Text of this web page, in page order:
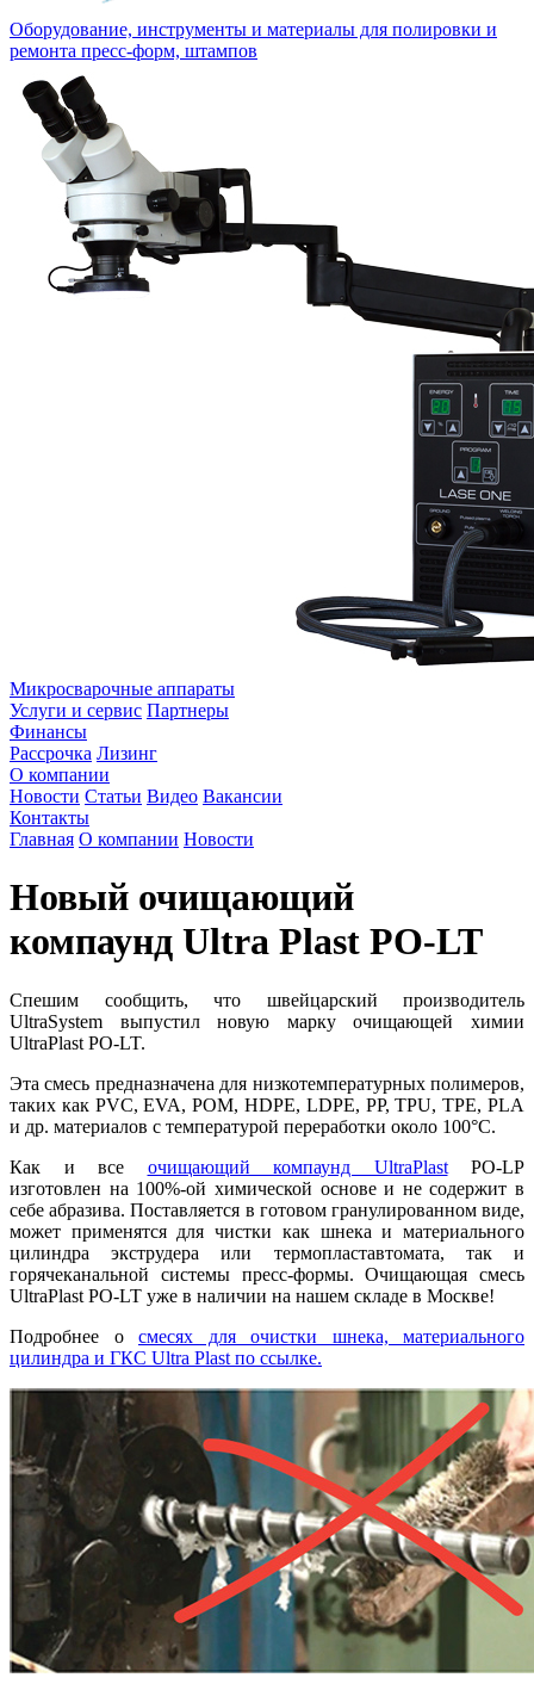
Оборудование, инструменты и материалы для полировки и
ремонта пресс-форм, штампов
Микросварочные аппараты
Услуги и сервис Партнеры
Финансы
Рассрочка Лизинг
О компании
Новости Статьи Видео Вакансии
Контакты
Главная О компании Новости
Новый очищающий
компаунд Ultra Plast PO-LT
Спешим сообщить, что швейцарский производитель
UltraSystem выпустил новую марку очищающей химии
UltraPlast PO-LT.
Эта смесь предназначена для низкотемпературных полимеров,
таких как PVC, EVA, POM, HDPE, LDPE, PP, TPU, TPE, PLA
и др. материалов с температурой переработки около 100°С.
Как и все очищающий компаунд UltraPlastPO-LP
изготовлен на 100%-ой химической основе и не содержит в
себе абразива. Поставляется в готовом гранулированном виде,
может применятся для чистки как шнека и материального
цилиндра экструдера или термопластавтомата, так и
горячеканальной системы пресс-формы. Очищающая смесь
UltraPlast PO-LT уже в наличии на нашем складе в Москве!
Подробнее о смесях для очистки шнека, материального
цилиндра и ГКС Ultra Plast по ссылке.